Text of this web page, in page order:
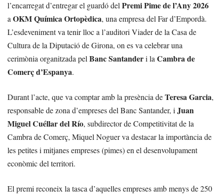
l’encarregat d’entregar el guardó del Premi Pime de l’Any 2026
a OKM Química Ortopèdica, una empresa del Far d’Empordà.
L’esdeveniment va tenir lloc a l’auditori Viader de la Casa de
Cultura de la Diputació de Girona, on es va celebrar una
cerimònia organitzada pel Banc Santanderi la Cambra de
Comerç d’Espanya.
Durant l’acte, que va comptar amb la presència deTeresa Garcia,
responsable de zona d’empreses del Banc Santander, i Juan
Miguel Cuéllar del Río, subdirector de Competitivitat de la
Cambra de Comerç, Miquel Noguer va destacar la importància de
les petites i mitjanes empreses (pimes) en el desenvolupament
econòmic del territori.
El premi reconeix la tasca d’aquelles empreses amb menys de 250